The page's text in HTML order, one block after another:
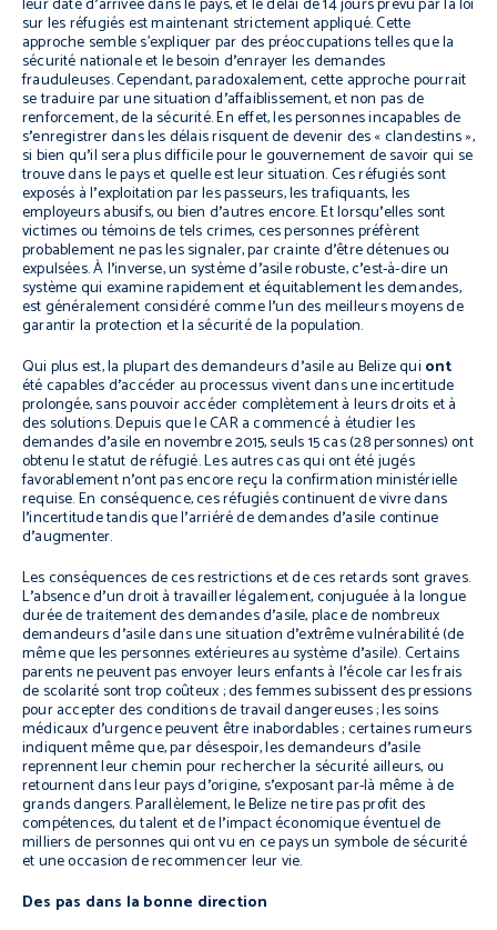
sur les réfugiés est maintenant strictement appliqué. Cette
approche semble s’expliquer par des préoccupations telles que la
sécurité nationale et le besoin d’enrayer les demandes
frauduleuses. Cependant, paradoxalement, cette approche pourrait
se traduire par une situation d’affaiblissement, et non pas de
renforcement, de la sécurité. En effet, les personnes incapables de
s’enregistrer dans les délais risquent de devenir des « clandestins »,
si bien qu’il sera plus difficile pour le gouvernement de savoir qui se
trouve dans le pays et quelle est leur situation. Ces réfugiés sont
exposés à l’exploitation par les passeurs, les trafiquants, les
employeurs abusifs, ou bien d’autres encore. Et lorsqu’elles sont
victimes ou témoins de tels crimes, ces personnes préfèrent
probablement ne pas les signaler, par crainte d’être détenues ou
expulsées. À l’inverse, un système d’asile robuste, c’est-à-dire un
système qui examine rapidement et équitablement les demandes,
est généralement considéré comme l’un des meilleurs moyens de
garantir la protection et la sécurité de la population.
Qui plus est, la plupart des demandeurs d’asile au Belize qui ont
été capables d’accéder au processus vivent dans une incertitude
prolongée, sans pouvoir accéder complètement à leurs droits et à
des solutions. Depuis que le CAR a commencé à étudier les
demandes d’asile en novembre 2015, seuls 15 cas (28 personnes) ont
obtenu le statut de réfugié. Les autres cas qui ont été jugés
favorablement n’ont pas encore reçu la confirmation ministérielle
requise. En conséquence, ces réfugiés continuent de vivre dans
l’incertitude tandis que l’arriéré de demandes d’asile continue
d’augmenter.
Les conséquences de ces restrictions et de ces retards sont graves.
L’absence d’un droit à travailler légalement, conjuguée à la longue
durée de traitement des demandes d’asile, place de nombreux
demandeurs d’asile dans une situation d’extrême vulnérabilité (de
même que les personnes extérieures au système d’asile). Certains
parents ne peuvent pas envoyer leurs enfants à l’école car les frais
de scolarité sont trop coûteux ; des femmes subissent des pressions
pour accepter des conditions de travail dangereuses ; les soins
médicaux d’urgence peuvent être inabordables ; certaines rumeurs
indiquent même que, par désespoir, les demandeurs d’asile
reprennent leur chemin pour rechercher la sécurité ailleurs, ou
retournent dans leur pays d’origine, s’exposant par-là même à de
grands dangers. Parallèlement, le Belize ne tire pas profit des
compétences, du talent et de l’impact économique éventuel de
milliers de personnes qui ont vu en ce pays un symbole de sécurité
et une occasion de recommencer leur vie.
Des pas dans la bonne direction